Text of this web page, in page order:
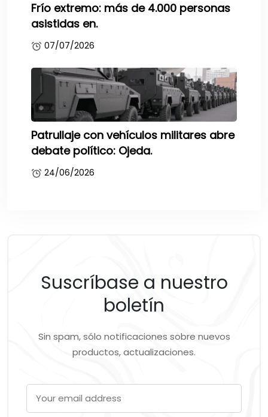
Frío extremo: más de 4.000 personas
asistidas en.
07/07/2026
Patrullaje con vehículos militares abre
debate político: Ojeda.
24/06/2026
Suscríbase a nuestro
boletín
Sin spam, sólo notificaciones sobre nuevos
productos, actualizaciones.